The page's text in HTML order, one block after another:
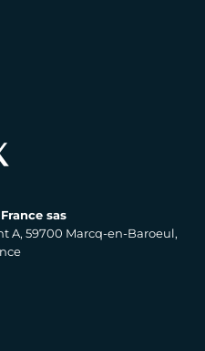
sas
A, 59700 Marcq-en-Baroeul,